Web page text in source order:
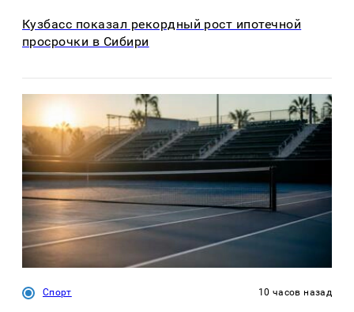
Кузбасс показал рекордный рост ипотечной
просрочки в Сибири
Спорт 10 часов назад